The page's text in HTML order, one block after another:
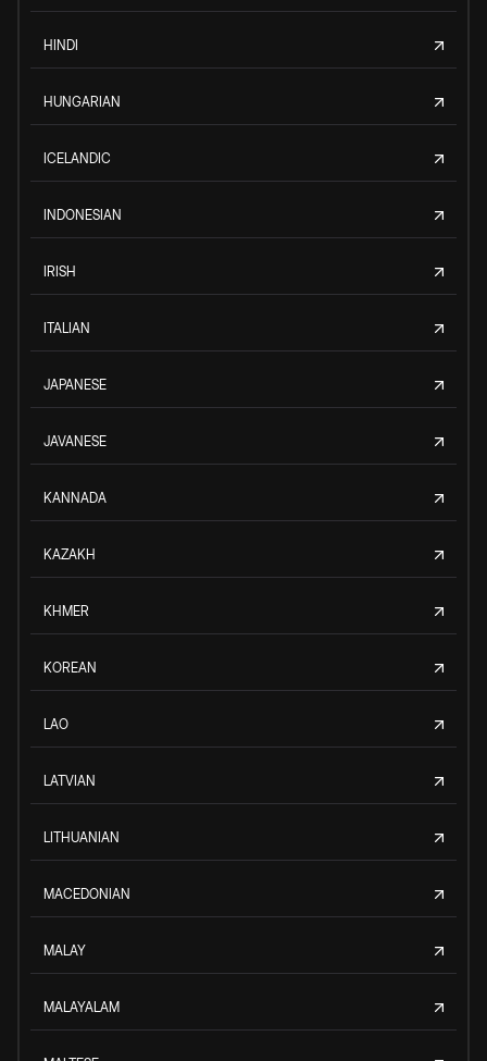
HINDI
HUNGARIAN
ICELANDIC
INDONESIAN
IRISH
ITALIAN
JAPANESE
JAVANESE
KANNADA
KAZAKH
KHMER
KOREAN
LAO
LATVIAN
LITHUANIAN
MACEDONIAN
MALAY
MALAYALAM